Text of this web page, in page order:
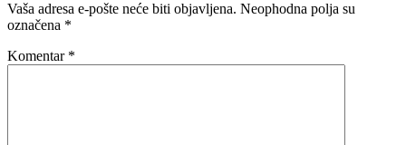
Vaša adresa e-pošte neće biti objavljena. Neophodna polja su
označena *
Komentar *